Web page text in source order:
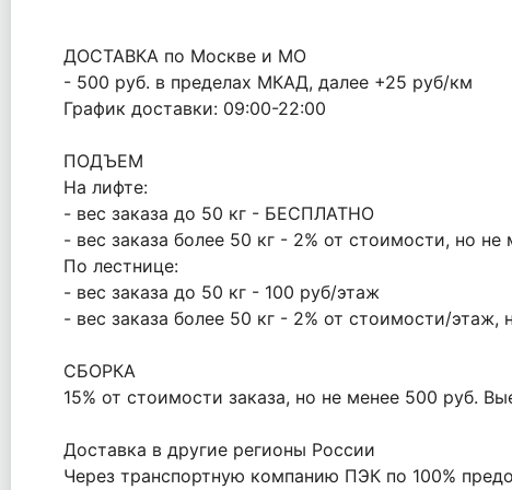
ДОСТАВКА по Москве и МО
- 500 руб. в пределах МКАД, далее +25 руб/км
График доставки: 09:00-22:00
ПОДЪЕМ
На лифте:
- вес заказа до 50 кг - БЕСПЛАТНО
- вес заказа более 50 кг - 2% от стоимости, но не
По лестнице:
- вес заказа до 50 кг - 100 руб/этаж
- вес заказа более 50 кг - 2% от стоимости/
СБОРКА
15% от стоимости заказа, но не менее 500 руб.
Доставка в другие регионы России
Через транспортную компанию ПЭК по 100%